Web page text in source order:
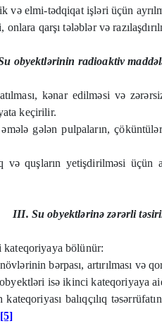
və elmi-tədqiqat işləri üçün
onlara qarşı tələblər və
obyektlərinin radioaktiv
kənar edilməsi və
keçirilir.
gələn pulpaların,
və quşların yetişdirilməsi
III. Su obyektlərinə zərərli
kateqoriyaya bölünür:
bərpası, artırılması
obyektləri isə ikinci kateqoriyaya
balıqçılıq
[5]